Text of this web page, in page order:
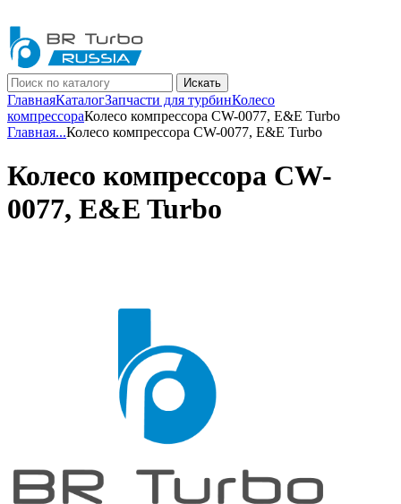
Искать
ГлавнаяКаталогЗапчасти для турбинКолесо
компрессораКолесо компрессора CW-0077, E&E Turbo
Главная...Колесо компрессора CW-0077, E&E Turbo
Колесо компрессора CW-
0077, E&E Turbo